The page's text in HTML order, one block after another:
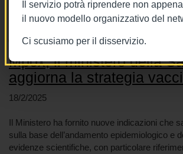
Il servizio potrà riprendere non
il nuovo modello organizzativo del
Ci scusiamo per il disservizio.
a: Mpox (ex Vaiolo delle
Mpox, il ministero della
aggiorna la strategia
18/2/2025
Il Ministero ha fornito nuove indicazioni che
sulla base dell’andamento epidemiologico e
evidenze scientifiche, con particolare